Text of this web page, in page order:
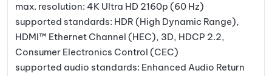
max. resolution: 4K Ultra HD 2160p (60 Hz)
supported standards: HDR (High Dynamic Range),
HDMI™ Ethernet Channel (HEC), 3D, HDCP 2.2,
Consumer Electronics Control (CEC)
supported audio standards: Enhanced Audio Return